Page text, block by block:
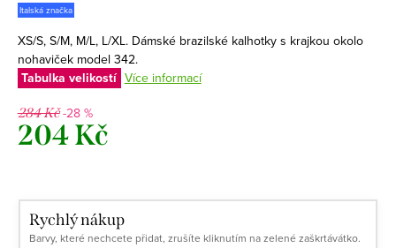
Italská značka
XS/S, S/M, M/L, L/XL. Dámské brazilské kalhotky s krajkou okolo
nohaviček model 342.
Tabulka velikostí Více informací
284 Kč-28 %
204 Kč
Rychlý nákup
Barvy, které nechcete přidat, zrušíte kliknutím na zelené zaškrtávátko.